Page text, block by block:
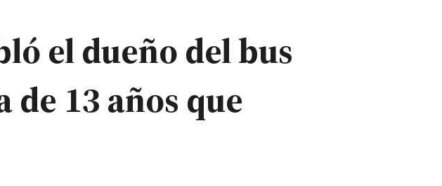
el dueño del bus
de 13 años que